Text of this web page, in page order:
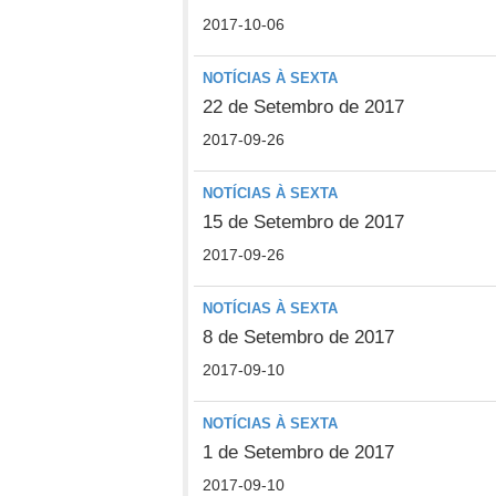
2017-10-06
NOTÍCIAS À SEXTA
22 de Setembro de 2017
2017-09-26
NOTÍCIAS À SEXTA
15 de Setembro de 2017
2017-09-26
NOTÍCIAS À SEXTA
8 de Setembro de 2017
2017-09-10
NOTÍCIAS À SEXTA
1 de Setembro de 2017
2017-09-10